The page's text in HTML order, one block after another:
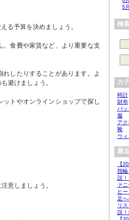
る予算を決めましょう。
避けましょう。
意しましょう。
5
検
カ
時計
財布
バッ
服
ア
靴
ウ
最
【
指
説
ァ
ヒ
足
リ
説！